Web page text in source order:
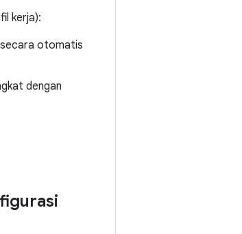
kerja):
secara otomatis
dengan